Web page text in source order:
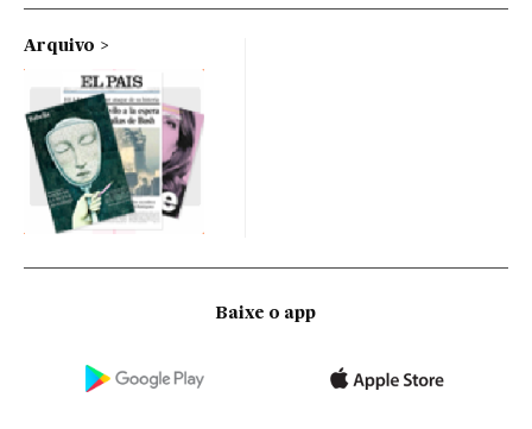
Arquivo
Baixe o app